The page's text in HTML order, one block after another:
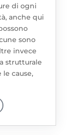
di ogni
anche qui
sono
invece
strutturale
le cause,